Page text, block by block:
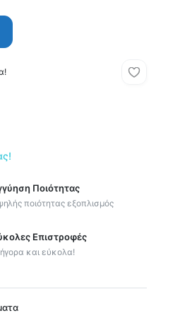
Ποιότητας
ποιότητας εξοπλισμός
Επιστροφές
και εύκολα!